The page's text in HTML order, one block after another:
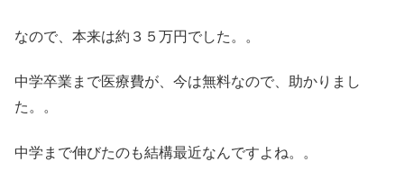
なので、本来は約３５万円でした。。
中学卒業まで医療費が、今は無料なので、助かりまし
た。。
中学まで伸びたのも結構最近なんですよね。。